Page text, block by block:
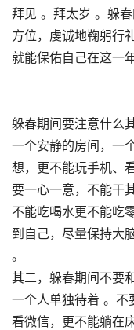
拜见 。拜太岁 。躲
方位，虔诚地鞠躬行
就能保佑自己在这一
躲春期间要注意什么
一个安静的房间，一
想，更不能玩手机、
要一心一意，不能干
不能吃喝水更不能吃
到自己，尽量保持大
。
其二，躲春期间不要
一个人单独待着 。不
看微信，更不能躺在